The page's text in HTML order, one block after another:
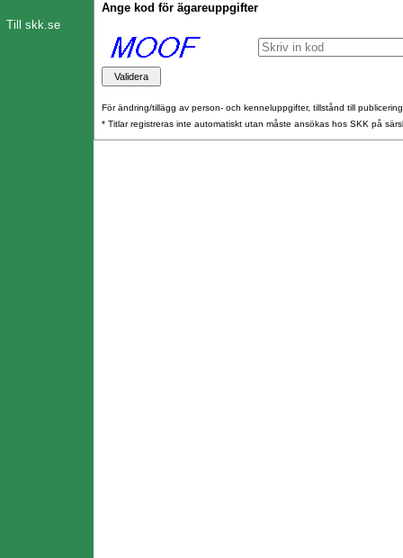
Till skk.se
Ange kod för ägareuppgifter
För ändring/tillägg av person- och kenneluppgifter, tillstånd till
* Titlar registreras inte automatiskt utan måste ansökas hos SKK på